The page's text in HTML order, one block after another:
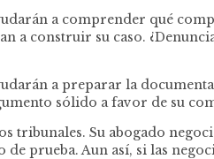
a comprender qué
a construir su caso.
a preparar la
sólido a favor de su
tribunales. Su abogado
prueba. Aun así, si las